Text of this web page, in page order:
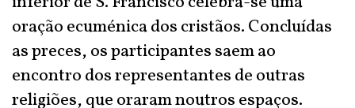
oração ecuménica dos cristãos. Concluídas
as preces, os participantes saem ao
encontro dos representantes de outras
religiões, que oraram noutros espaços.